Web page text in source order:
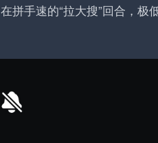
在拼手速的“拉大搜”回合，